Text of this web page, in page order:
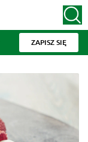
ZAPISZ SIĘ